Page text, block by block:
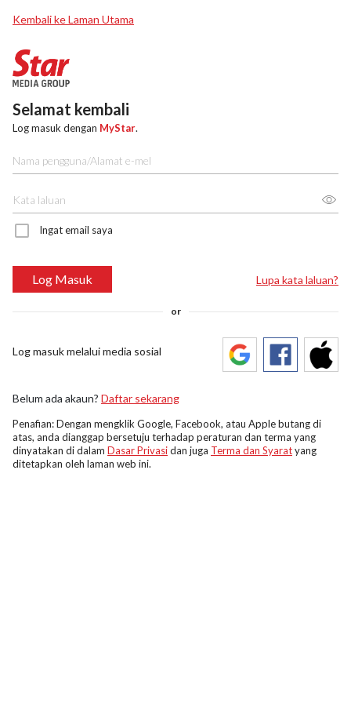
Kembali ke Laman Utama
Selamat kembali
Log masuk dengan MyStar.
Ingat email saya
Log Masuk Lupa kata laluan?
or
Log masuk melalui media sosial
Belum ada akaun? Daftar sekarang
Penafian: Dengan mengklik Google, Facebook, atau Apple butang di
atas, anda dianggap bersetuju terhadap peraturan dan terma yang
dinyatakan di dalam Dasar Privasidan juga Terma dan Syaratyang
ditetapkan oleh laman web ini.